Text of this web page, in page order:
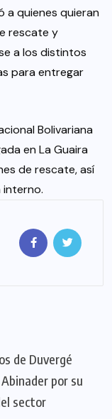
a quienes quieran
rescate y
a los distintos
para entregar
Bolivariana
en La Guaira
de rescate, así
interno.
de Duvergé
por su
sector